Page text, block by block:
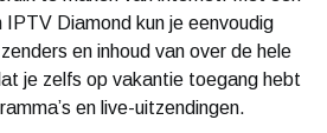
IPTV Diamond kun je eenvoudig
en inhoud van over de hele
je zelfs op vakantie toegang hebt
en live-uitzendingen.